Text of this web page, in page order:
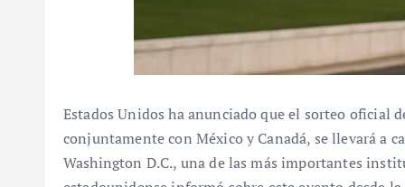
Estados Unidos ha anunciado que el sorteo oficial
conjuntamente con México y Canadá, se llevará a
Washington D.C., una de las más importantes